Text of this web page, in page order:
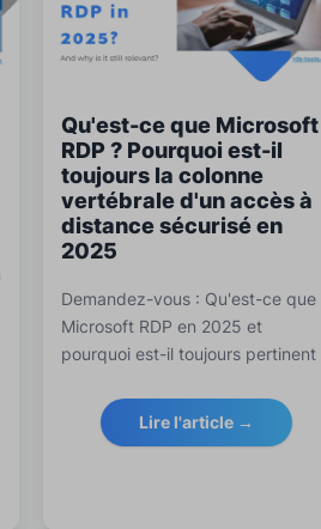
Qu'est-ce que Microsoft
RDP ? Pourquoi est-il
toujours la colonne
vertébrale d'un accès à
distance sécurisé en
2025
Demandez-vous : Qu'est-ce que
Microsoft RDP en 2025 et
pourquoi est-il toujours pertinent
nous comment fonctionne le
Protocole de Bureau à Distance
Lire l'article →